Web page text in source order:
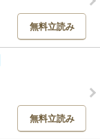
無料立読み
無料立読み